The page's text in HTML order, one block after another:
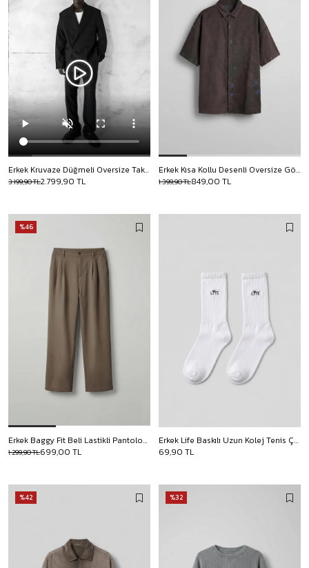
Erkek Kruvaze Düğmeli Oversize Takım Elbise Siyah
2.799,90 TL
3.199,90 TL
Erkek Kısa Kollu Desenli Oversize Gömlek Kahverengi
849,00 TL
1.399,90 TL
%46
Erkek Baggy Fit Beli Lastikli Pantolon Kahverengi
699,00 TL
1.299,90 TL
Erkek Life Baskılı Uzun Kolej Tenis Çorap Beyaz
69,90 TL
%42 %32